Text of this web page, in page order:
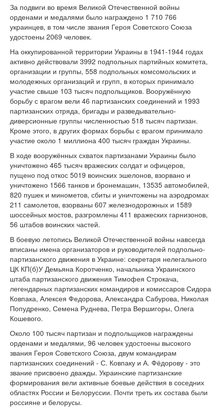
За подвиги во время Великой Отечественной войны
орденами и медалями было награждено 1 710 766
украинцев, в том числе звания Героя Советского Союза
удостоены 2069 человек.
На оккупированной территории Украины в 1941-1944 годах
активно действовали 3992 подпольных партий­ных комитета,
организации и группы, 558 подпольных комсомольских и
молодежных организаций и групп, в которых принимало
участие свыше 103 тысяч под­польщиков. Вооружённую
борьбу с врагом вели 46 партизанских соединений и 1993
партизанских отряда, бригады и разведывательно-
диверсионные группы численно­стью 518 тысяч партизан.
Кроме этого, в других формах борьбы с врагом при­нимало
участие около 1 миллиона 400 тысяч граждан Украины.
В ходе вооружённых схваток партизанами Украины было
уничтожено 465 тысяч вражеских сол­дат и офицеров,
пущено под откос 5019 воинских эше­лонов, взорвано и
уничтожено 1566 танков и броне­машин, 13535 автомобилей,
820 пушек и минометов, сбиты и уничтожены на аэродромах
211 самолетов, взорваны 607 железнодорожных и 1589
шоссейных мостов, разгромлены 411 вражеских гарнизонов,
56 штабов воинских частей.
В боевую летопись Великой Отечественной войны навсегда
вписаны имена организаторов и руководи­телей подпольно-
партизанского движения в Украине: секретаря нелегального
ЦК КП(б)У Демьяна Коротчен­ко, начальника Украинского
штаба партизанского дви­жения Тимофея Строкача,
легендарных партизанских командиров и комиссаров Сидора
Ковпака, Алексея Федорова, Александра Сабурова, Николая
Попудренко, Семена Руднева, Петра Вершигоры, Олега
Коше­вого.
Около 100 тысяч партизан и подпольщиков награж­дены
орденами и медалями, 96 человек удостоены высокого
звания Героя Советского Союза, двум ко­мандирам
партизанских соединений - С. Ковпаку и А. Фёдорову - это
звание присвоено дважды. Украин­ские партизанские
формирования вели активные бое­вые действия в соседних
областях России и Белоруссии. Почти треть их состава были
россияне и белорусы.